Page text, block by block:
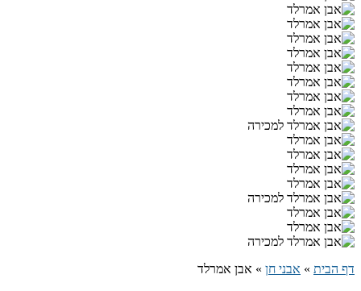
דף הבית » אבני חן » אבן אמרלד